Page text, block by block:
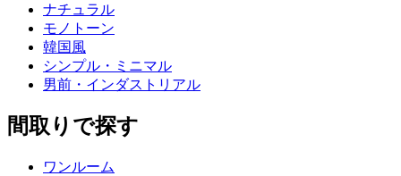
ナチュラル
モノトーン
韓国風
シンプル・ミニマル
男前・インダストリアル
間取りで探す
ワンルーム